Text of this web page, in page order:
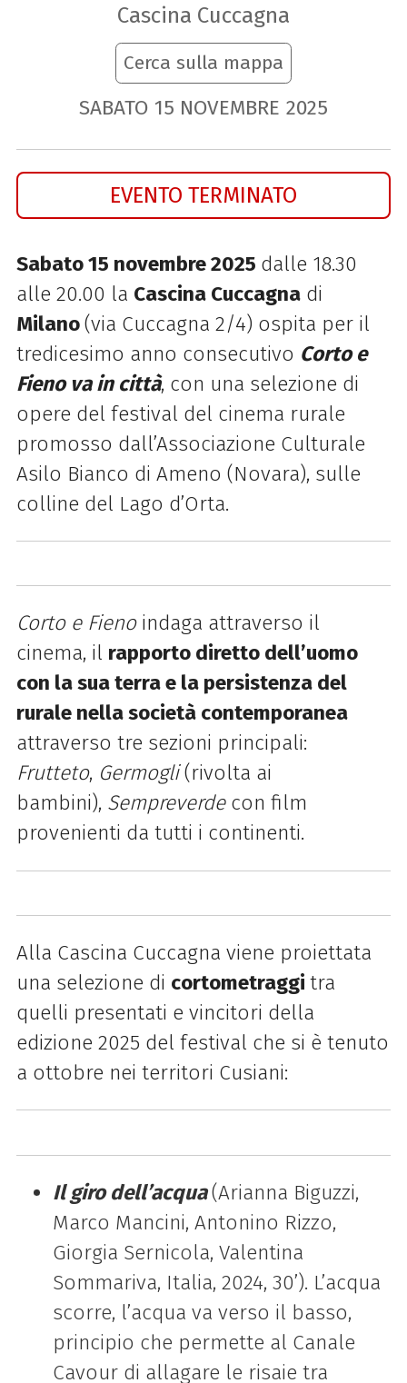
Cascina Cuccagna
Cerca sulla mappa
SABATO 15 NOVEMBRE 2025
EVENTO TERMINATO
Sabato 15 novembre 2025 dalle 18.30
alle 20.00 la Cascina Cuccagnadi
Milano(via Cuccagna 2/4) ospita per il
tredicesimo anno consecutivo Corto e
Fieno va in città, con una selezione di
opere del festival del cinema rurale
promosso dall’Associazione Culturale
Asilo Bianco di Ameno (Novara), sulle
colline del Lago d’Orta.
Corto e Fienoindaga attraverso il
cinema, il rapporto diretto dell’uomo
con la sua terra e la persistenza del
rurale nella società contemporanea
attraverso tre sezioni principali:
Frutteto, Germogli(rivolta ai
bambini), Sempreverdecon film
provenienti da tutti i continenti.
Alla Cascina Cuccagna viene proiettata
una selezione di cortometraggi tra
quelli presentati e vincitori della
edizione 2025 del festival che si è tenuto
a ottobre nei territori Cusiani:
Il giro dell’acqua(Arianna Biguzzi,
Marco Mancini, Antonino Rizzo,
Giorgia Sernicola, Valentina
Sommariva, Italia, 2024, 30’). L’acqua
scorre, l’acqua va verso il basso,
principio che permette al Canale
Cavour di allagare le risaie tra